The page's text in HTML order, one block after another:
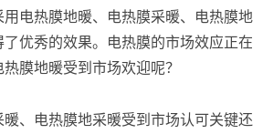
电热膜地暖、电热膜采暖、电热膜地
优秀的效果。电热膜的市场效应正在
膜地暖受到市场欢迎呢？
、电热膜地采暖受到市场认可关键还